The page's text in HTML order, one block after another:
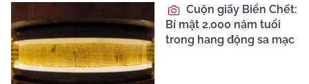
Cuộn giấy Biển Chết:
Bí mật 2.000 năm tuổi
trong hang động sa mạc